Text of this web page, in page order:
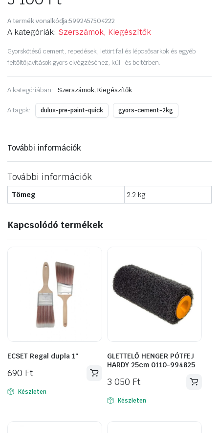
A termék vonalkódja:5992457504222
A kategóriák: Szerszámok, Kiegészítők
Gyorskötésű cement, repedések, letört fal és lépcsősarkok és egyéb
feltőltőjavítások gyors elvégzéséhez, kül- és beltérben.
A kategóriában: Szerszámok, Kiegészítők
A tagok: dulux-pre-paint-quick gyors-cement-2kg
További információk
További információk
Tömeg 2.2 kg
Kapcsolódó termékek
ECSET Regal dupla 1″
690 Ft
Készleten
GLETTELŐ HENGER PÓTFEJ
HARDY 25cm 0110-994825
3 050 Ft
Készleten